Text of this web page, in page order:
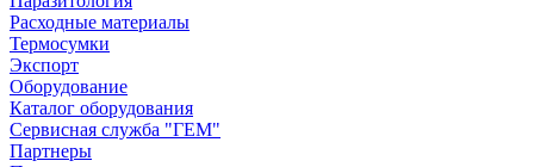
Расходные материалы
Термосумки
Экспорт
Оборудование
Каталог оборудования
Сервисная служба "ГЕМ"
Партнеры